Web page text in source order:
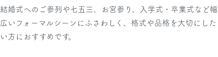
結婚式へのご参列や七五三、お宮参り、入学式・卒業式など幅
広いフォーマルシーンにふさわしく、格式や品格を大切にした
い方におすすめです。